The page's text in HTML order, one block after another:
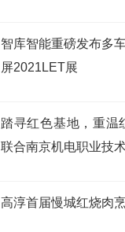
智库智能重磅发布多
屏2021LET展
踏寻红色基地，重温
联合南京机电职业技
高淳首届慢城红烧肉